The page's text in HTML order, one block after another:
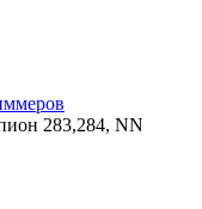
283,284, NN